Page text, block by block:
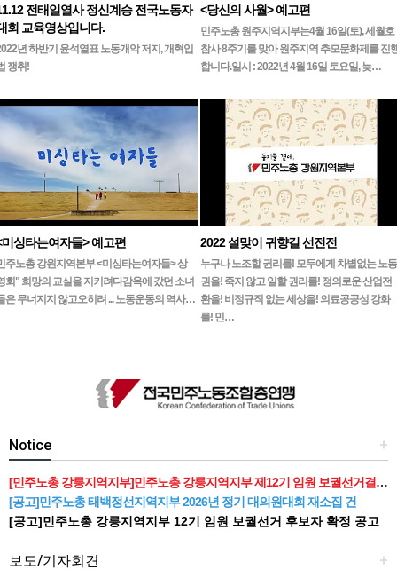
전태일열사 정신계승 전국노동자
회 교육영상입니다.
년 하반기 윤석열표 노동개악 저지, 개혁입
쟁취!
<당신의 사월> 예고편
민주노총 원주지역지부는4월 16일(토), 세월호
참사 8주기를 맞아 원주지역 추모문화제를 진
합니다.일시 : 2022년 4월 16일 토요일, 늦…
미싱타는여자들> 예고편
주노총 강원지역본부 <미싱타는여자들> 상
회" 희망의 교실을 지키려다감옥에 갔던 소녀
은 무너지지 않고오히려 ... 노동운동의 역사…
2022 설맞이 귀향길 선전전
누구나 노조할 권리를! 모두에게 차별없는 노동
권을! 죽지 않고 일할 권리를! 정의로운 산업전
환을! 비정규직 없는 세상을! 의료공공성 강화
를! 민…
+
Notice
[민주노총 강릉지역지부]민주노총 강릉지역지부 제12기 임원 보궐선거결과 공고
[공고]민주노총 태백정선지역지부 2026년 정기 대의원대회 재소집 건
[공고]민주노총 강릉지역지부 12기 임원 보궐선거 후보자 확정 공고
+
보도/기자회견